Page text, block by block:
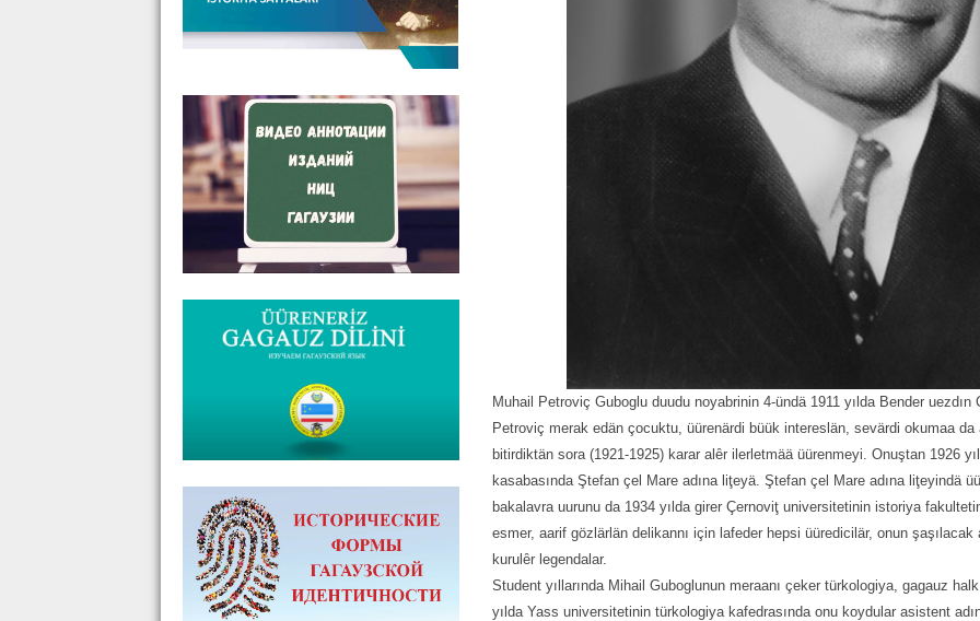
Muhail Petroviç Guboglu duudu noyabrinin 4-ündä 1911 yılda Bender uezdın
Petroviç merak edän çocuktu, üürenärdi büük intereslän, sevärdi okumaa da
bitirdiktän sora (1921-1925) karar alȇr ilerletmää üürenmeyi. Onuştan 1926
kasabasında Ştefan çel Mare adına liţeyä. Ştefan çel Mare adına liţeyindä
bakalavra uurunu da 1934 yılda girer Çernoviţ universitetinin istoriya
esmer, aarif gözlärlän delikannı için lafeder hepsi üüredicilär, onun şaşılacak
kurulȇr legendalar.
Student yıllarında Mihail Guboglunun meraanı çeker türkologiya, gagauz
yılda Yass universitetinin türkologiya kafedrasında onu koydular asistent